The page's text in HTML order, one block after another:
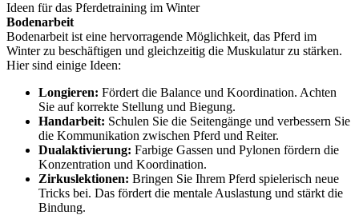
Ideen für das Pferdetraining im Winter
Bodenarbeit
Bodenarbeit ist eine hervorragende Möglichkeit, das Pferd im
Winter zu beschäftigen und gleichzeitig die Muskulatur zu stärken.
Hier sind einige Ideen:
Longieren: Fördert die Balance und Koordination. Achten
Sie auf korrekte Stellung und Biegung.
Handarbeit: Schulen Sie die Seitengänge und verbessern Sie
die Kommunikation zwischen Pferd und Reiter.
Dualaktivierung: Farbige Gassen und Pylonen fördern die
Konzentration und Koordination.
Zirkuslektionen: Bringen Sie Ihrem Pferd spielerisch neue
Tricks bei. Das fördert die mentale Auslastung und stärkt die
Bindung.